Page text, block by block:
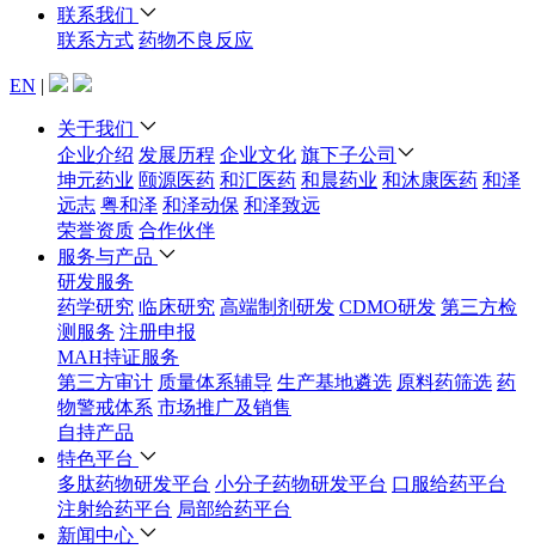
联系我们
联系方式 药物不良反应
EN |
关于我们
企业介绍 发展历程 企业文化 旗下子公司
坤元药业 颐源医药 和汇医药 和晨药业 和沐康医药 和泽
远志 粤和泽 和泽动保 和泽致远
荣誉资质 合作伙伴
服务与产品
研发服务
药学研究 临床研究 高端制剂研发 CDMO研发 第三方检
测服务 注册申报
MAH持证服务
第三方审计 质量体系辅导 生产基地遴选 原料药筛选 药
物警戒体系 市场推广及销售
自持产品
特色平台
多肽药物研发平台 小分子药物研发平台 口服给药平台
注射给药平台 局部给药平台
新闻中心